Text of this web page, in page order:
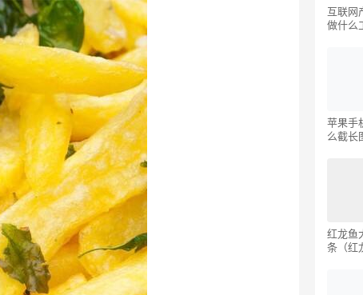
互联网
做什么
苹果手
么截长
红龙鱼
条（红